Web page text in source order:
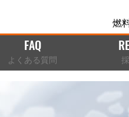
燃
FAQ
よくある質問